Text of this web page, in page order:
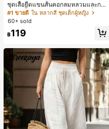
ชุดเสื้อยืดแขนสั้นคอกลมหลวมและกาง
เกงขาสั้นไบค์เกอร์รัดรูปสำหรับเด็กผู้ห
ญิง สไตล์มินิมอล เหมาะสำหรับฤดูใบไ
#1 ขายดี ใน หลากสี ชุดเด็กผู้หญิง
60+ sold
฿119